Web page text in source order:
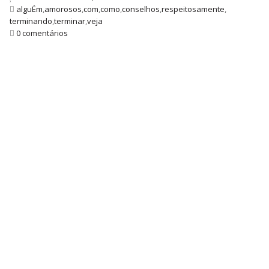
alguÉm,amorosos,com,como,conselhos,respeitosamente,
terminando,terminar,veja
0 comentários